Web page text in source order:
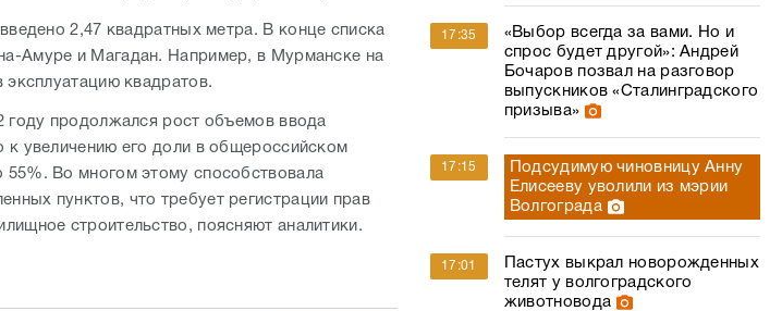
2,47 квадратных метра. В конце списка
Амуре и Магадан. Например, в Мурманске на
квадратов.
году продолжался рост объемов ввода
к увеличению его доли в общероссийском
Во многом этому способствовала
пунктов, что требует регистрации прав
строительство, поясняют аналитики.
17:35
«Выбор всегда за вами. Но и
спрос будет другой»: Андрей
Бочаров позвал на разговор
выпускников «Сталинградского
призыва»
17:15
Подсудимую чиновницу Анну
Елисееву уволили из мэрии
Волгограда
17:01
Пастух выкрал новорожденных
телят у волгоградского
животновода